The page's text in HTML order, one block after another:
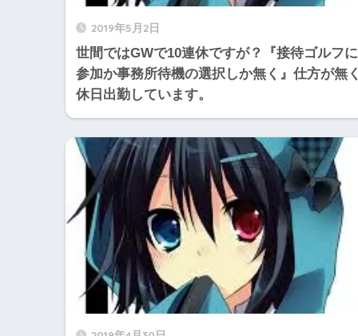
2019年5月2日
世間ではGWで10連休ですが？『接待ゴルフに
参加か事務所待機の選択しか無く』仕方が無く
休日出勤しています。